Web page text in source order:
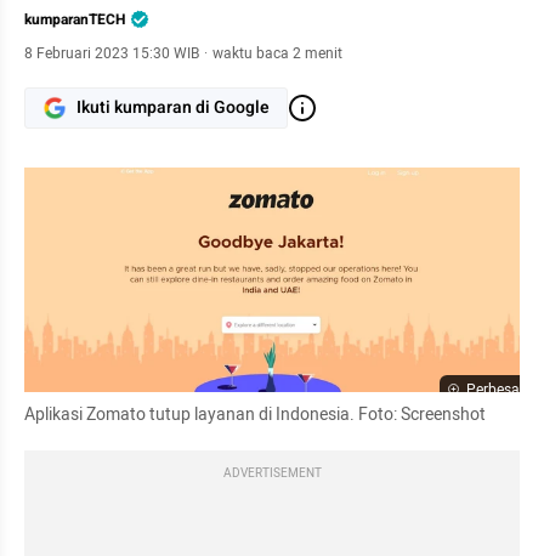
kumparanTECH
8 Februari 2023 15:30 WIB · waktu baca 2 menit
Ikuti kumparan di Google
Perbesar
Aplikasi Zomato tutup layanan di Indonesia. Foto: Screenshot
ADVERTISEMENT